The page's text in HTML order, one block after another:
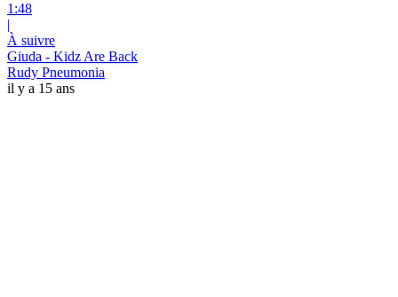
1:48
|
À suivre
Giuda - Kidz Are Back
Rudy Pneumonia
il y a 15 ans